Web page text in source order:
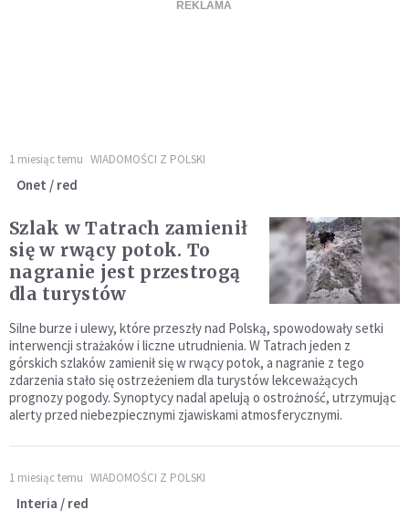
1 miesiąc temu WIADOMOŚCI Z POLSKI
Onet / red
Szlak w Tatrach zamienił
się w rwący potok. To
nagranie jest przestrogą
dla turystów
Silne burze i ulewy, które przeszły nad Polską, spowodowały setki
interwencji strażaków i liczne utrudnienia. W Tatrach jeden z
górskich szlaków zamienił się w rwący potok, a nagranie z tego
zdarzenia stało się ostrzeżeniem dla turystów lekceważących
prognozy pogody. Synoptycy nadal apelują o ostrożność, utrzymując
alerty przed niebezpiecznymi zjawiskami atmosferycznymi.
1 miesiąc temu WIADOMOŚCI Z POLSKI
Interia / red